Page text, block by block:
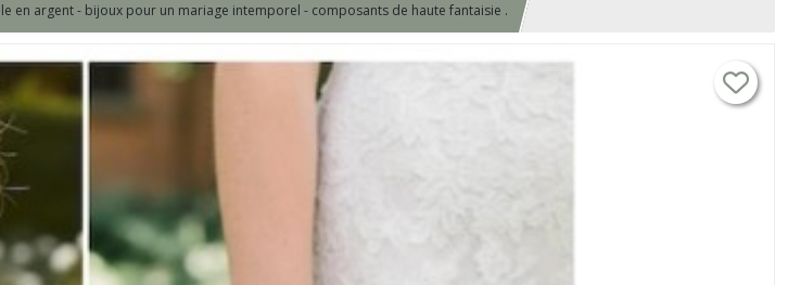
en argent - bijoux pour un mariage intemporel - composants de haute fantaisie .